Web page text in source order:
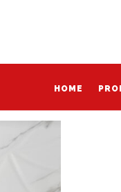
HOME
“Keraz Marmo